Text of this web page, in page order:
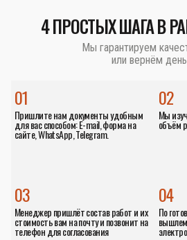
4 ПРОСТЫХ ШАГА В
Мы гарантируем
или вернём
01
Пришлите нам документы удобным
для вас способом: E-mail, форма на
сайте, WhatsApp, Telegram.
02
Мы
объём
04
По
03
Менеджер пришлёт состав работ и их
стоимость вам на почту и позвонит на
телефон для согласования